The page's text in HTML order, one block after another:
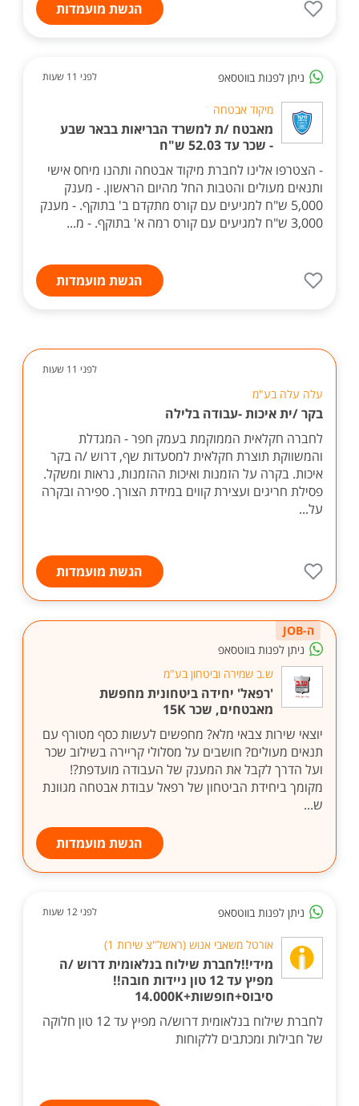
הגשת מועמדות
ניתן לפנות בווטסאפ לפני 11 שעות
מיקוד אבטחה
מאבטח /ת למשרד הבריאות בבאר שבע
- שכר עד 52.03 ש"ח
- הצטרפו אלינו לחברת מיקוד אבטחה ותהנו מיחס אישי
ותנאים מעולים והטבות החל מהיום הראשון. - מענק
5,000 ש"ח למגיעים עם קורס מתקדם ב' בתוקף. - מענק
3,000 ש"ח למגיעים עם קורס רמה א' בתוקף. - מ...
הגשת מועמדות
לפני 11 שעות
עלה עלה בע"מ
בקר /ית איכות -עבודה בלילה
לחברה חקלאית הממוקמת בעמק חפר - המגדלת
והמשווקת תוצרת חקלאית למסעדות שף, דרוש /ה בקר
איכות. בקרה על הזמנות ואיכות ההזמנות, נראות ומשקל.
פסילת חריגים ועצירת קווים במידת הצורך. ספירה ובקרה
על...
הגשת מועמדות
ה-JOB
ניתן לפנות בווטסאפ
ש.ב שמירה וביטחון בע"מ
'רפאל' יחידה ביטחונית מחפשת
מאבטחים, שכר 15K
יוצאי שירות צבאי מלא? מחפשים לעשות כסף מטורף עם
תנאים מעולים? חושבים על מסלולי קריירה בשילוב שכר
ועל הדרך לקבל את המענק של העבודה מועדפת?!
מקומך ביחידת הביטחון של רפאל עבודת אבטחה מגוונת
ש...
הגשת מועמדות
ניתן לפנות בווטסאפ לפני 12 שעות
אורטל משאבי אנוש (ראשל"צ שירות 1)
מידי!!לחברת שילוח בנלאומית דרוש /ה
מפיץ עד 12 טון ניידות חובה!!
סיבוס+חופשות+14.000K
לחברת שילוח בנלאומית דרוש/ה מפיץ עד 12 טון חלוקה
של חבילות ומכתבים ללקוחות